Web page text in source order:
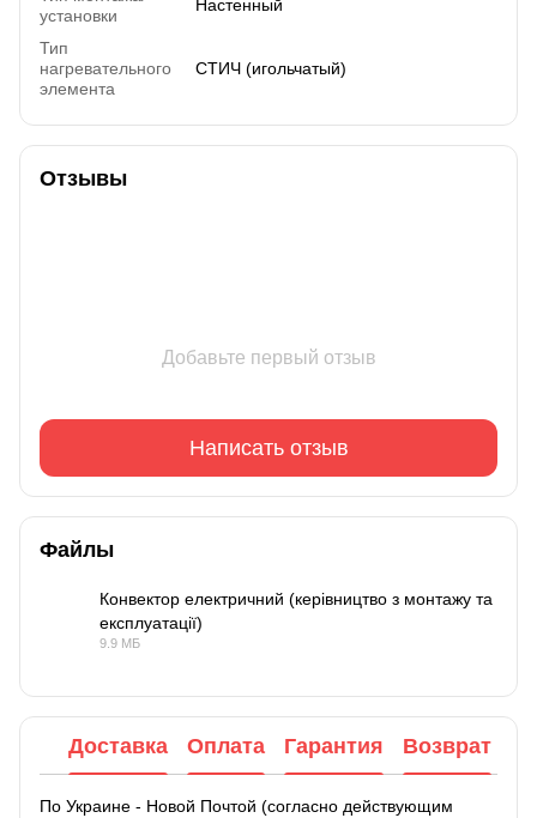
установки
Настенный
Тип
нагревательного
элемента
СТИЧ (игольчатый)
Отзывы
Добавьте первый отзыв
Написать отзыв
Файлы
Конвектор електричний (керівництво з монтажу та
експлуатації)
9.9 МБ
Доставка Оплата Гарантия Возврат
По Украине - Новой Почтой (согласно действующим